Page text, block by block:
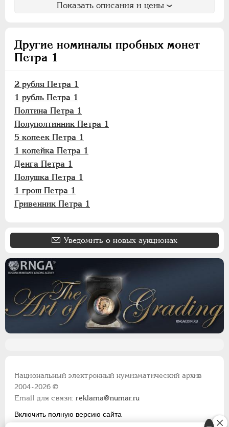
Показать описания и цены
Другие номиналы пробных монет
Петра 1
2 рубля Петра 1
1 рубль Петра 1
Полтина Петра 1
Полуполтинник Петра 1
5 копеек Петра 1
1 копейка Петра 1
Денга Петра 1
Полушка Петра 1
1 грош Петра 1
Гривенник Петра 1
Уведомить о новых аукционах
ПАВЕЛ I 1796-1801
АЛЕКСАНДР I
АЛЕКСАНДР II 1855-1881
АЛЕКСАНДР III 1881-1894
НИКОЛАЙ II 1894-1917
ВРЕМЕННОЕ ПРАВ. 1917-1918
ИНОСТРАННЫЕ 1768-1918
Национальный электронный нумизматический архив
2004-2026 ©
Email для связи:reklama@numar.ru
Включить полную версию сайта